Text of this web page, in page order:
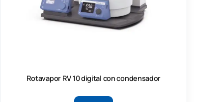
Rotavapor RV 10 digital con condensador